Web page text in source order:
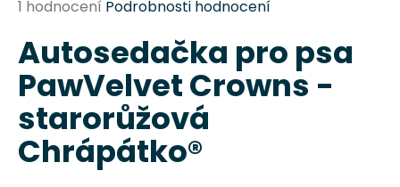
Průměrné
produktu
je
5,0
5
hvězdiček.
1 hodnocení Podrobnosti hodnocení
Autosedačka pro psa
PawVelvet Crowns -
starorůžová
Chrápátko®
j
í
t
?